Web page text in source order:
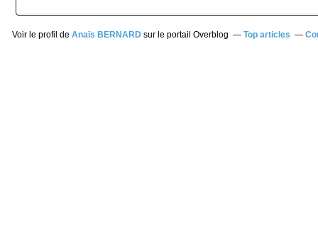
Voir le profil de Anaïs BERNARDsur le portail Overblog Top articles